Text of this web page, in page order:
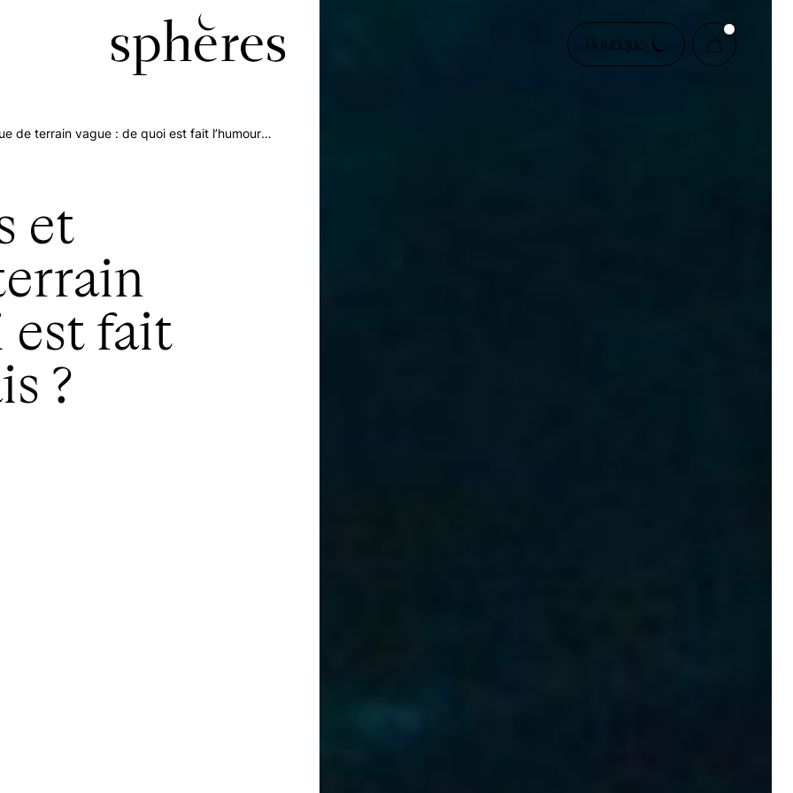
Boutique
de terrain vague : de quoi est fait l’humour
et
est fait
?